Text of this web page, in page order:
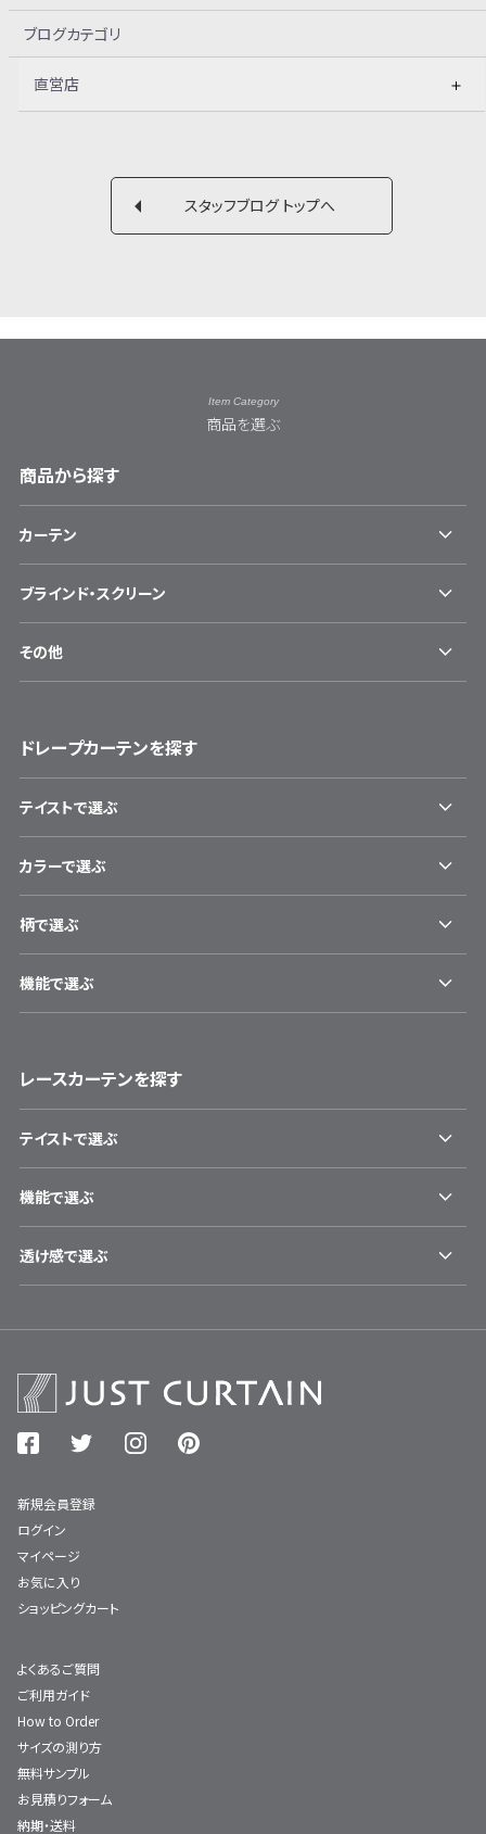
ブログカテゴリ
直営店
スタッフブログ トップへ
Item Category
商品を選ぶ
商品から探す
カーテン
ブラインド・スクリーン
その他
ドレープカーテンを探す
テイストで選ぶ
カラーで選ぶ
柄で選ぶ
機能で選ぶ
レースカーテンを探す
テイストで選ぶ
機能で選ぶ
透け感で選ぶ
新規会員登録
ログイン
マイページ
お気に入り
ショッピングカート
よくあるご質問
ご利用ガイド
How to Order
サイズの測り方
無料サンプル
お見積りフォーム
納期・送料